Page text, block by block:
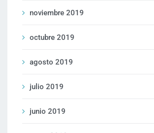
noviembre 2019
octubre 2019
agosto 2019
julio 2019
junio 2019